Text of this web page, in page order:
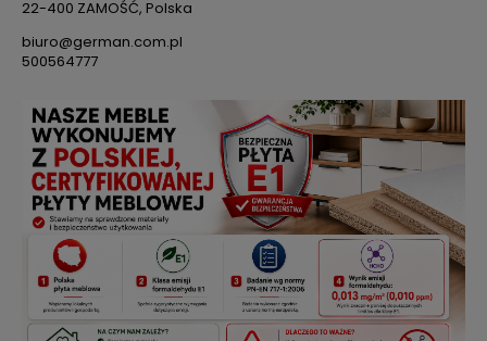
22-400 ZAMOŚĆ, Polska
biuro@german.com.pl
500564777